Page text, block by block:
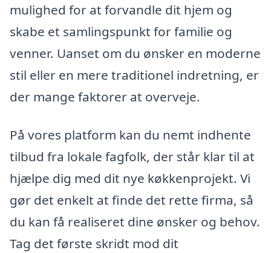
mulighed for at forvandle dit hjem og
skabe et samlingspunkt for familie og
venner. Uanset om du ønsker en moderne
stil eller en mere traditionel indretning, er
der mange faktorer at overveje.
På vores platform kan du nemt indhente
tilbud fra lokale fagfolk, der står klar til at
hjælpe dig med dit nye køkkenprojekt. Vi
gør det enkelt at finde det rette firma, så
du kan få realiseret dine ønsker og behov.
Tag det første skridt mod dit